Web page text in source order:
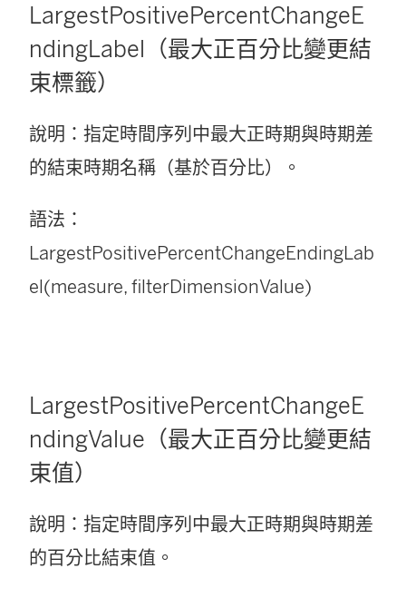
LargestPositivePercentChangeE
ndingLabel（最大正百分比變更結
束標籤）
說明：指定時間序列中最大正時期與時期差
的結束時期名稱（基於百分比）。
語法：
LargestPositivePercentChangeEndingLab
el(measure, filterDimensionValue)
LargestPositivePercentChangeE
ndingValue（最大正百分比變更結
束值）
說明：指定時間序列中最大正時期與時期差
的百分比結束值。